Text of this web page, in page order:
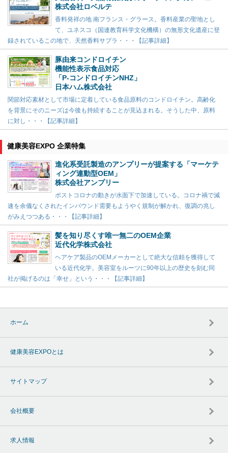
株式会社ロベルテ
香料発祥の地 南フランス・グラース。香料産業の聖地とし
て、ユネスコ（国連教育科学文化機構）の無形文化遺産に登
録されているこの地で、天然香料サプラ・・・【記事詳細】
豚由来コンドロイチン
機能性表示食品対応
「P-コンドロイチンNHZ」
日本ハム株式会社
関節対応素材として市場に定着している食品原料のコンドロイチン。高齢化
を背景にそのニーズは今後も持続することが見込まれる。そうした中、原料
に対し・・・【記事詳細】
健康美容EXPO 企業特集
進化系受託製造のアンプリーが提案する「マーケテ
ィング連動型OEM」
株式会社アンプリー
ポストコロナの動きが水面下で加速している。コロナ禍で減
速を余儀なくされたインバウンド需要もようやく規制が解かれ、復調の兆し
がみえつつある・・・【記事詳細】
髪を知り尽くす唯一無二のOEM企業
近代化学株式会社
ヘアケア製品のOEMメーカーとして絶大な信頼を獲得して
いる近代化学。美容室をルーツに90年以上の歴史を刻む同
社が掲げるのは「幸せ」という・・・【記事詳細】
ホーム
健康美容EXPOとは
サイトマップ
会社概要
求人情報